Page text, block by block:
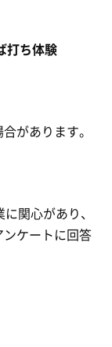
打ち体験
があります。
関心があり、
ケートに回答